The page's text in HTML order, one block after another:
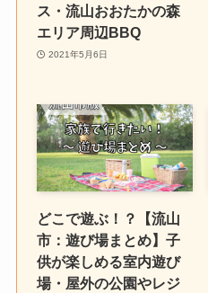
ス・流山おおたかの森
エリア周辺BBQ
2021年5月6日
どこで遊ぶ！？【流山
市：遊び場まとめ】子
供が楽しめる室内遊び
場・屋外の公園やレジ